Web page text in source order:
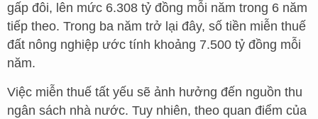
gấp đôi, lên mức 6.308 tỷ đồng mỗi năm trong 6 năm
tiếp theo. Trong ba năm trở lại đây, số tiền miễn thuế
đất nông nghiệp ước tính khoảng 7.500 tỷ đồng mỗi
năm.
Việc miễn thuế tất yếu sẽ ảnh hưởng đến nguồn thu
ngân sách nhà nước. Tuy nhiên, theo quan điểm của